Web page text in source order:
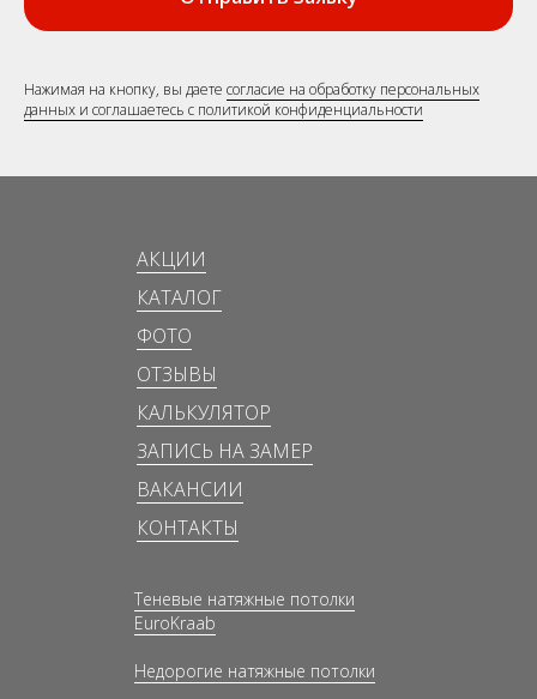
Нажимая на кнопку, вы даете согласие на обработку персональных
данных и соглашаетесь c политикой конфиденциальности
Теневые натяжные потолки
EuroKraab
Недорогие натяжные потолки
АКЦИИ
КАТАЛОГ
ФОТО
ОТЗЫВЫ
КАЛЬКУЛЯТОР
ЗАПИСЬ НА ЗАМЕР
ВАКАНСИИ
КОНТАКТЫ